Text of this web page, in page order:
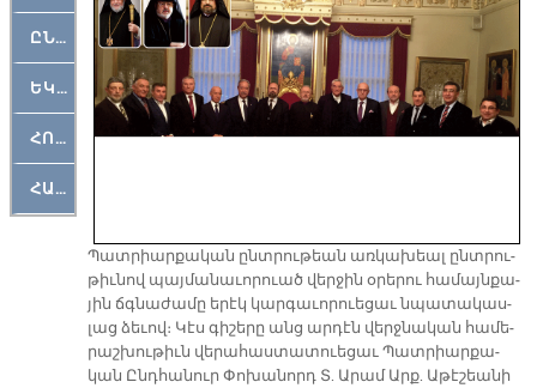
ԸՆԿԵՐԱՄՇԱԿՈՒԹԱՅԻՆ
ԵԿԵՂԵՑԱԿԱՆ
ՀՈԳԵՄՏԱՒՈՐ
ՀԱՐԹԱԿ
Պատ­րիար­քա­կան ընտ­րու­թեան առ­կա­խեալ ընտ­րու­
թիւ­նով պայ­մա­նա­ւո­րուած վեր­ջին օ­րե­րու հա­մայն­քա­
յին ճգնա­ժա­մը ե­րէկ կար­գա­ւո­րուե­ցաւ նպա­տա­կաս­
լաց ձե­ւով։ Կէս գի­շե­րը անց ար­դէն վերջ­նա­կան հա­մե­
րաշ­խու­թիւն վե­րա­հաս­տա­տուե­ցաւ Պատ­րիար­քա­
կան Ընդ­հա­նուր Փո­խա­նորդ Տ. Ա­րամ Արք. Ա­թէ­շեա­նի